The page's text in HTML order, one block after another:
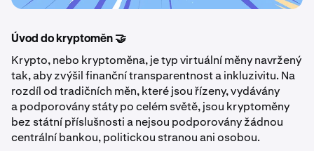
Úvod do kryptoměn 🤝
Krypto, nebo kryptoměna, je typ virtuální měny navržený
tak, aby zvýšil finanční transparentnost a inkluzivitu. Na
rozdíl od tradičních měn, které jsou řízeny, vydávány
a podporovány státy po celém světě, jsou kryptoměny
bez státní příslušnosti a nejsou podporovány žádnou
centrální bankou, politickou stranou ani osobou.